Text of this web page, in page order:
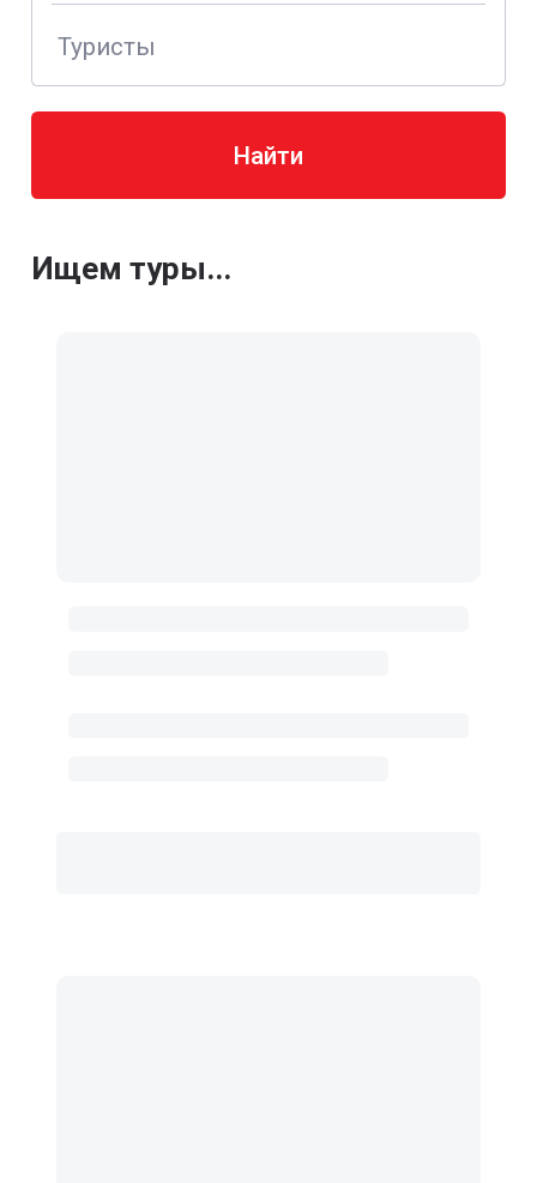
Туристы
Найти
Ищем туры...